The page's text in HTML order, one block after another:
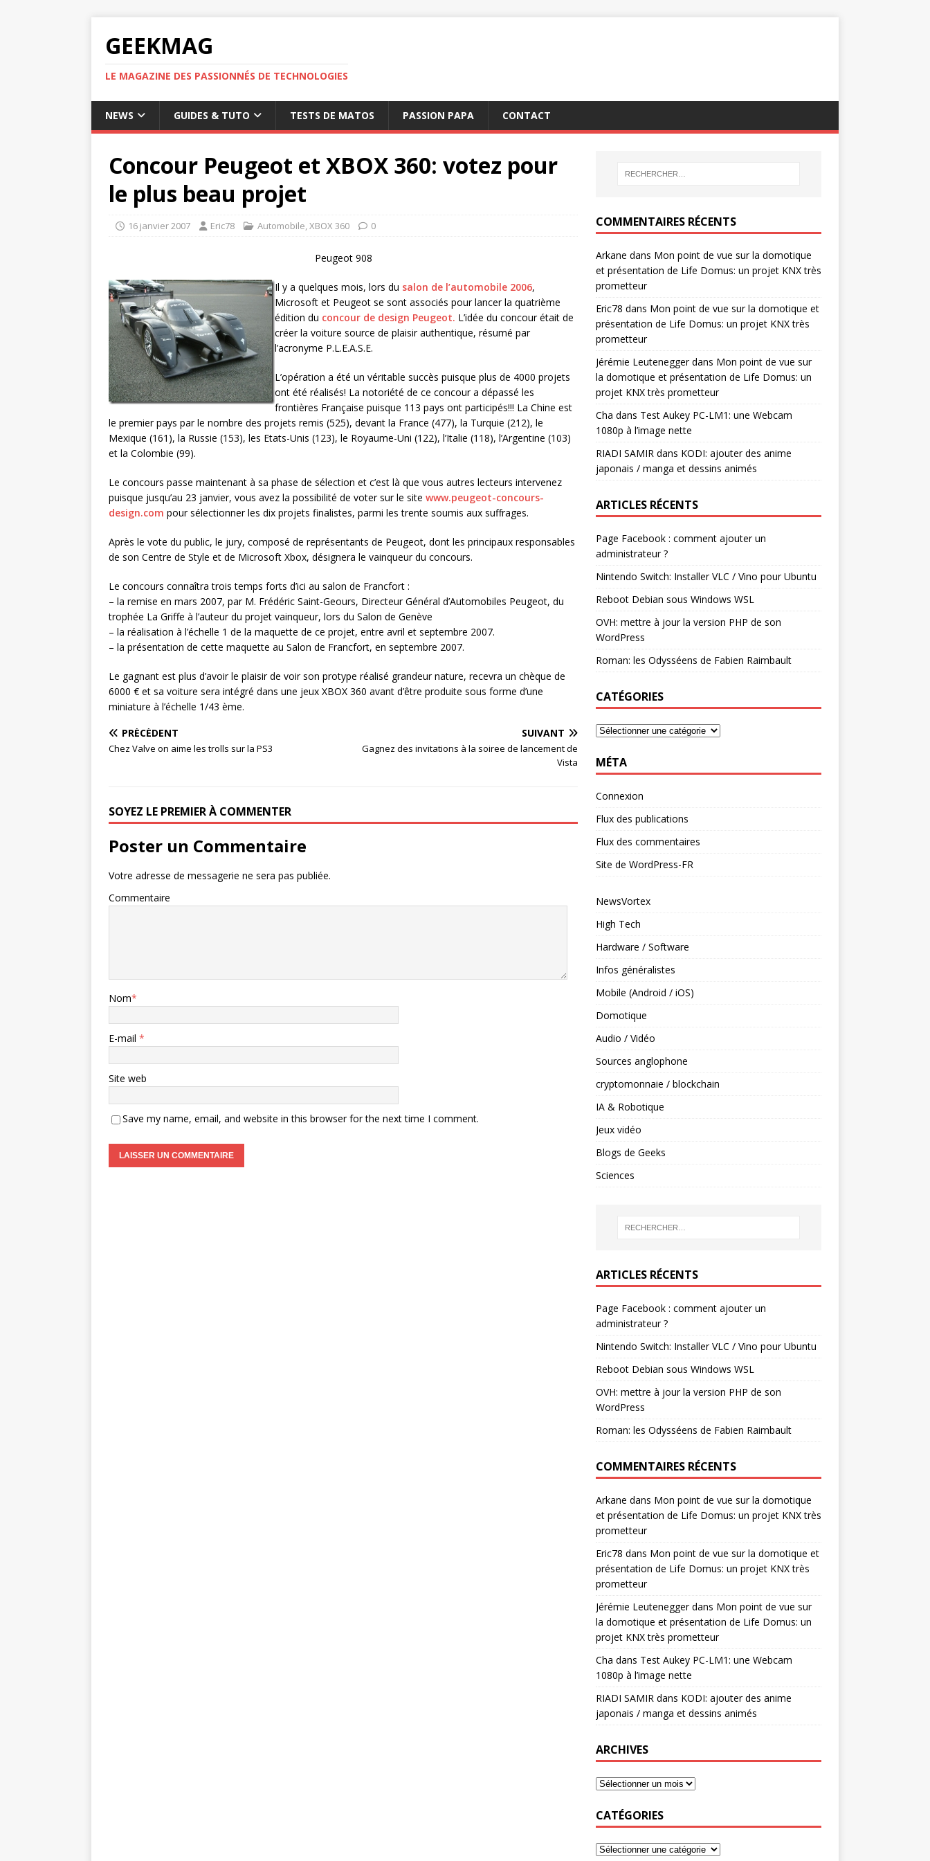
GEEKMAG
LE MAGAZINE DES PASSIONNÉS DE TECHNOLOGIES
NEWS GUIDES & TUTO TESTS DE MATOS PASSION PAPA CONTACT
Concour Peugeot et XBOX 360: votez pour
le plus beau projet
16 janvier 2007 Eric78 Automobile,XBOX 360 0
Peugeot 908
Il y a quelques mois, lors du salon de l’automobile 2006,
Microsoft et Peugeot se sont associés pour lancer la quatrième
édition du concour de design Peugeot. L’idée du concour était de
créer la voiture source de plaisir authentique, résumé par
l’acronyme P.L.E.A.S.E.
L’opération a été un véritable succès puisque plus de 4000 projets
ont été réalisés! La notoriété de ce concour a dépassé les
frontières Française puisque 113 pays ont participés!!! La Chine est
le premier pays par le nombre des projets remis (525), devant la France (477), la Turquie (212), le
Mexique (161), la Russie (153), les Etats-Unis (123), le Royaume-Uni (122), l’Italie (118), l’Argentine (103)
et la Colombie (99).
Le concours passe maintenant à sa phase de sélection et c’est là que vous autres lecteurs intervenez
puisque jusqu’au 23 janvier, vous avez la possibilité de voter sur le site www.peugeot-concours-
design.com pour sélectionner les dix projets finalistes, parmi les trente soumis aux suffrages.
Après le vote du public, le jury, composé de représentants de Peugeot, dont les principaux responsables
de son Centre de Style et de Microsoft Xbox, désignera le vainqueur du concours.
Le concours connaîtra trois temps forts d’ici au salon de Francfort :
– la remise en mars 2007, par M. Frédéric Saint-Geours, Directeur Général d’Automobiles Peugeot, du
trophée La Griffe à l’auteur du projet vainqueur, lors du Salon de Genève
– la réalisation à l’échelle 1 de la maquette de ce projet, entre avril et septembre 2007.
– la présentation de cette maquette au Salon de Francfort, en septembre 2007.
Le gagnant est plus d’avoir le plaisir de voir son protype réalisé grandeur nature, recevra un chèque de
6000 € et sa voiture sera intégré dans une jeux XBOX 360 avant d’être produite sous forme d’une
miniature à l’échelle 1/43 ème.
PRÉCÉDENT
Chez Valve on aime les trolls sur la PS3
SUIVANT
Gagnez des invitations à la soiree de lancement de
Vista
SOYEZ LE PREMIER À COMMENTER
Poster un Commentaire
Votre adresse de messagerie ne sera pas publiée.
Commentaire
Nom*
E-mail *
Site web
Save my name, email, and website in this browser for the next time I comment.
COMMENTAIRES RÉCENTS
Arkane dans Mon point de vue sur la domotique
et présentation de Life Domus: un projet KNX très
prometteur
Eric78 dans Mon point de vue sur la domotique et
présentation de Life Domus: un projet KNX très
prometteur
Jérémie Leuteneggerdans Mon point de vue sur
la domotique et présentation de Life Domus: un
projet KNX très prometteur
Cha dans Test Aukey PC-LM1: une Webcam
1080p à l’image nette
RIADI SAMIR dans KODI: ajouter des anime
japonais / manga et dessins animés
ARTICLES RÉCENTS
Page Facebook : comment ajouter un
administrateur ?
Nintendo Switch: Installer VLC / Vino pour Ubuntu
Reboot Debian sous Windows WSL
OVH: mettre à jour la version PHP de son
WordPress
Roman: les Odysséens de Fabien Raimbault
CATÉGORIES
MÉTA
Connexion
Flux des publications
Flux des commentaires
Site de WordPress-FR
NewsVortex
High Tech
Hardware / Software
Infos généralistes
Mobile (Android / iOS)
Domotique
Audio / Vidéo
Sources anglophone
cryptomonnaie / blockchain
IA & Robotique
Jeux vidéo
Blogs de Geeks
Sciences
ARTICLES RÉCENTS
Page Facebook : comment ajouter un
administrateur ?
Nintendo Switch: Installer VLC / Vino pour Ubuntu
Reboot Debian sous Windows WSL
OVH: mettre à jour la version PHP de son
WordPress
Roman: les Odysséens de Fabien Raimbault
COMMENTAIRES RÉCENTS
Arkane dans Mon point de vue sur la domotique
et présentation de Life Domus: un projet KNX très
prometteur
Eric78 dans Mon point de vue sur la domotique et
présentation de Life Domus: un projet KNX très
prometteur
Jérémie Leuteneggerdans Mon point de vue sur
la domotique et présentation de Life Domus: un
projet KNX très prometteur
Cha dans Test Aukey PC-LM1: une Webcam
1080p à l’image nette
RIADI SAMIRdans KODI: ajouter des anime
japonais / manga et dessins animés
ARCHIVES
CATÉGORIES